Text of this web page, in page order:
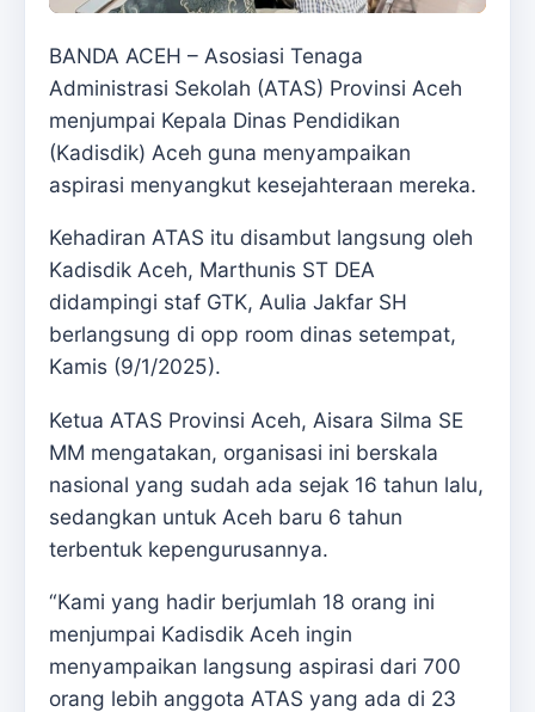
BANDA ACEH – Asosiasi Tenaga
Administrasi Sekolah (ATAS) Provinsi Aceh
menjumpai Kepala Dinas Pendidikan
(Kadisdik) Aceh guna menyampaikan
aspirasi menyangkut kesejahteraan mereka.
Kehadiran ATAS itu disambut langsung oleh
Kadisdik Aceh, Marthunis ST DEA
didampingi staf GTK, Aulia Jakfar SH
berlangsung di opp room dinas setempat,
Kamis (9/1/2025).
Ketua ATAS Provinsi Aceh, Aisara Silma SE
MM mengatakan, organisasi ini berskala
nasional yang sudah ada sejak 16 tahun lalu,
sedangkan untuk Aceh baru 6 tahun
terbentuk kepengurusannya.
“Kami yang hadir berjumlah 18 orang ini
menjumpai Kadisdik Aceh ingin
menyampaikan langsung aspirasi dari 700
orang lebih anggota ATAS yang ada di 23